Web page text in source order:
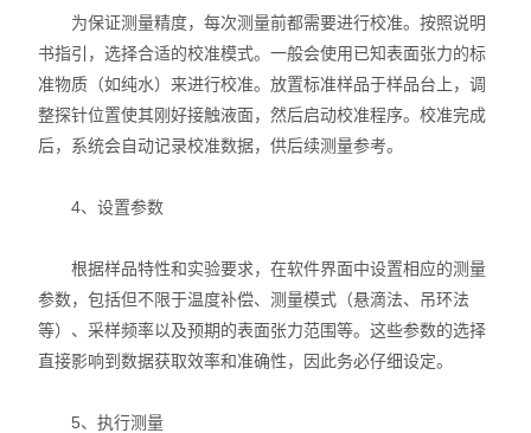
为保证测量精度，每次测量前都需要进行校准。按照说明
书指引，选择合适的校准模式。一般会使用已知表面张力的标
准物质（如纯水）来进行校准。放置标准样品于样品台上，调
整探针位置使其刚好接触液面，然后启动校准程序。校准完成
后，系统会自动记录校准数据，供后续测量参考。
4、设置参数
根据样品特性和实验要求，在软件界面中设置相应的测量
参数，包括但不限于温度补偿、测量模式（悬滴法、吊环法
等）、采样频率以及预期的表面张力范围等。这些参数的选择
直接影响到数据获取效率和准确性，因此务必仔细设定。
5、执行测量